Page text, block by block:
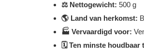
⚖️ Nettogewicht: 500 g
🌎 Land van herkomst:
🏭 Vervaardigd voor:
🗓️ Ten minste houdbaar